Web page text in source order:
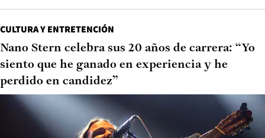
CULTURA Y ENTRETENCIÓN
Nano Stern celebra sus 20 años de carrera: “Yo
siento que he ganado en experiencia y he
perdido en candidez”